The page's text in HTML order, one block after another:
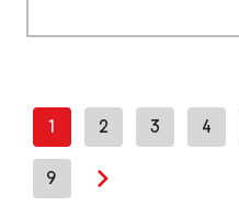
1 2 3 4
9